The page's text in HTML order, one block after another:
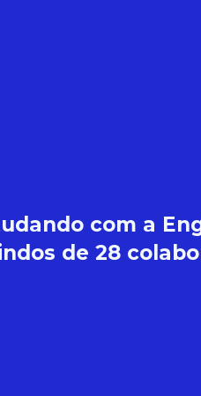
com a
de 28